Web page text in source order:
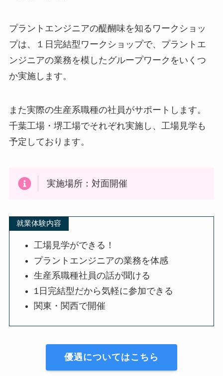
プラントエンジニアの醍醐味を知るワークショッ
プは、１日完結型ワークショップで、プラントエ
ンジニアの業務を模したグループワークをいくつ
か実施します。
また実際の生産系職種の社員がサポートします。
千葉工場・堺工場でそれぞれ実施し、工場見学も
予定しております。
実施場所：対面開催
就業体験内容
工場見学ができる！
プラントエンジニアの業務を体感
生産系職種社員の話が聞ける
1日完結型だから気軽に参加できる
関東・関西で開催
優遇についてはこちら